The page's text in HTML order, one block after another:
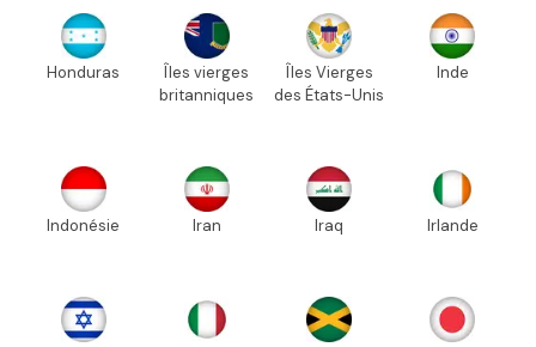
Honduras
Îles vierges
britanniques
Îles Vierges
des États-Unis
Inde
Indonésie Iran Iraq Irlande